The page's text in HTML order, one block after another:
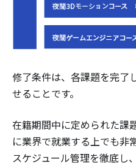
修了条件は、各課題を完了
せることです。
在籍期間中に定められた課
に業界で就業する上でも非
スケジュール管理を徹底し